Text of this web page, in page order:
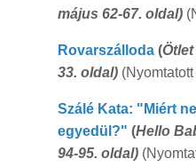
május 62-67. oldal)
Rovarszálloda (Ötlet
33. oldal)
Szálé Kata: "Miért
egyedül?" (Hello
94-95. oldal)